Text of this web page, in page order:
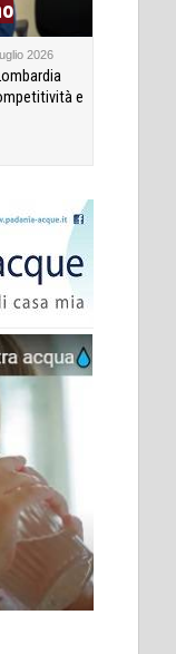
2026
e